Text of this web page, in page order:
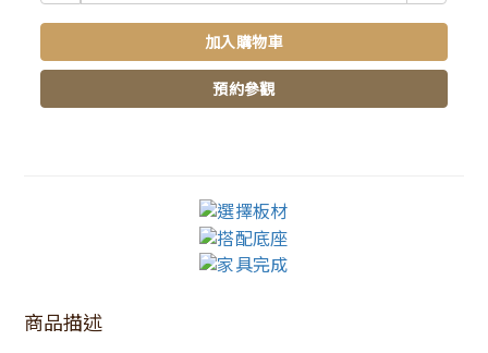
加入購物車
預約參觀
商品描述